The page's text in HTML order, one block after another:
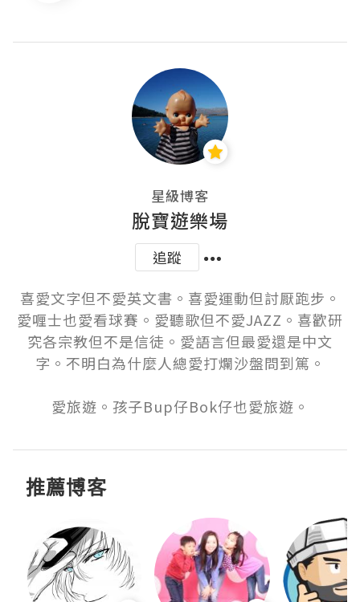
星級博客
脫寶遊樂場
追蹤
喜愛文字但不愛英文書。喜愛運動但討厭跑步。
愛喱士也愛看球賽。愛聽歌但不愛JAZZ。喜歡研
究各宗教但不是信徒。愛語言但最愛還是中文
字。不明白為什麼人總愛打爛沙盤問到篤。
愛旅遊。孩子Bup仔Bok仔也愛旅遊。
推薦博客